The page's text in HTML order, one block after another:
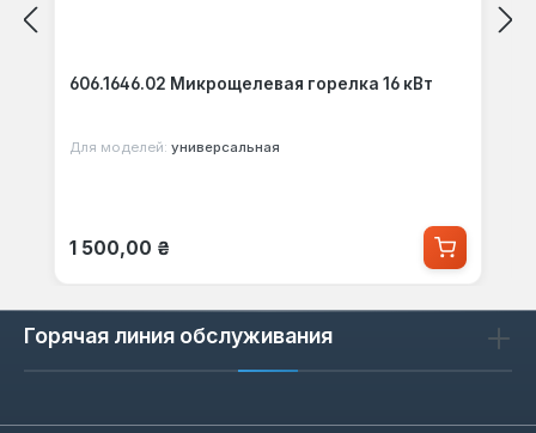
606.1646.02 Микрощелевая горелка 16 кВт
Для моделей: универсальная
Обычная цена:
1 500,00 ₴
Горячая линия обслуживания